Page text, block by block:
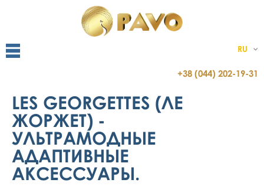
RU
+38 (044) 202-19-31
LES GEORGETTES (ЛЕ
ЖОРЖЕТ) -
УЛЬТРАМОДНЫЕ
АДАПТИВНЫЕ
АКСЕССУАРЫ.